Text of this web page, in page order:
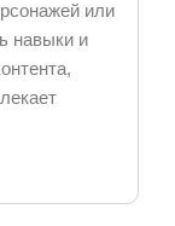
или
навыки и